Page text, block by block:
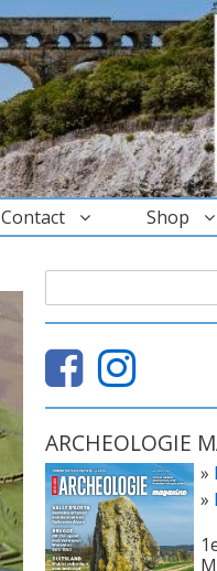
Contact Shop
ARCHEOLOGIE
»
»